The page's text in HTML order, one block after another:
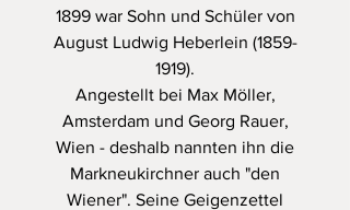
1899 war Sohn und Schüler von
August Ludwig Heberlein (1859-
1919).
Angestellt bei Max Möller,
Amsterdam und Georg Rauer,
Wien - deshalb nannten ihn die
Markneukirchner auch "den
Wiener". Seine Geigenzettel